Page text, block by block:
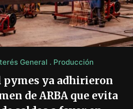
SOBRE LA PRODUCCIÓN EN LA
General Producción
pymes ya adhirieron
de ARBA que evita